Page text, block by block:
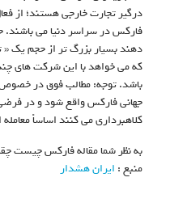
درگیر تجارت خارجی هستند؛ از
فارکس در سراسر دنیا می باشند.
دهند بسیار بزرگ تر از حجم یک
که می خواهد با این شرکت های
باشد. توجه: مطالب فوق در خصوص
جهانی فارکس واقع شود و در
کلاهبرداری می کنند اساساً
به نظر شما مقاله فارکس چیست
منبع : ایران هشدار